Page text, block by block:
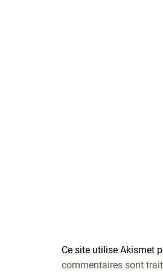
Ce site utilise Akismet
commentaires sont